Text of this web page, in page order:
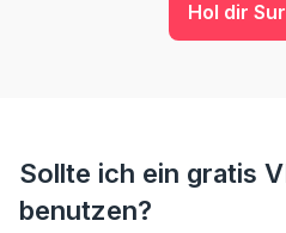
Hol dir
Sollte ich ein gratis
benutzen?